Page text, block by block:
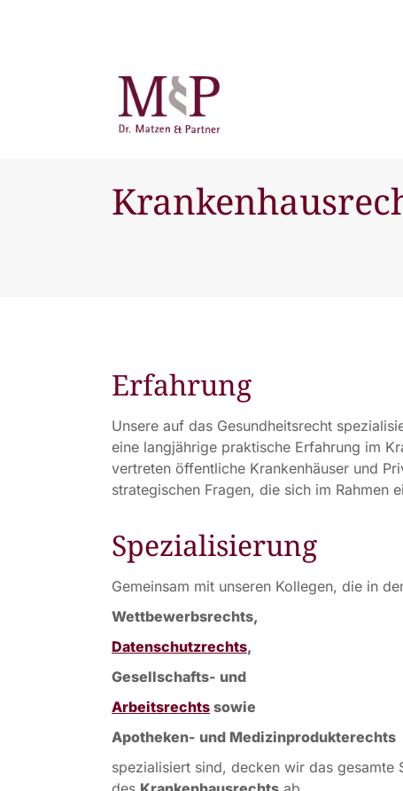
Erfahrung
Unsere auf das Gesundheitsrecht
eine langjährige praktische Erfahrung im
vertreten öffentliche Krankenhäuser und
strategischen Fragen, die sich im Rahmen
Spezialisierung
Gemeinsam mit unseren Kollegen, die in
Wettbewerbsrechts,
Datenschutzrechts,
Gesellschafts- und
Arbeitsrechts sowie
Apotheken- und Medizinprodukterechts
spezialisiert sind, decken wir das gesamte